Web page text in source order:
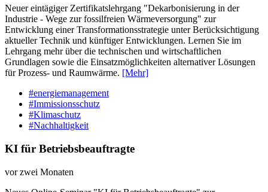
Neuer eintägiger Zertifikatslehrgang "Dekarbonisierung in der
Industrie - Wege zur fossilfreien Wärmeversorgung" zur
Entwicklung einer Transformationsstrategie unter Berücksichtigung
aktueller Technik und künftiger Entwicklungen. Lernen Sie im
Lehrgang mehr über die technischen und wirtschaftlichen
Grundlagen sowie die Einsatzmöglichkeiten alternativer Lösungen
für Prozess- und Raumwärme. [Mehr]
#energiemanagement
#Immissionsschutz
#Klimaschutz
#Nachhaltigkeit
KI für Betriebsbeauftragte
vor zwei Monaten